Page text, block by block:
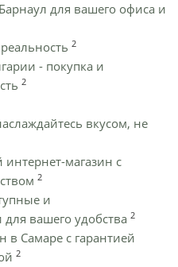
для вашего офиса и
2
- покупка и
2
вкусом, не
магазин с
2
и
вашего удобства 2
Самаре с гарантией
2